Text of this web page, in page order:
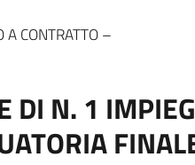
A CONTRATTO –
DI N. 1